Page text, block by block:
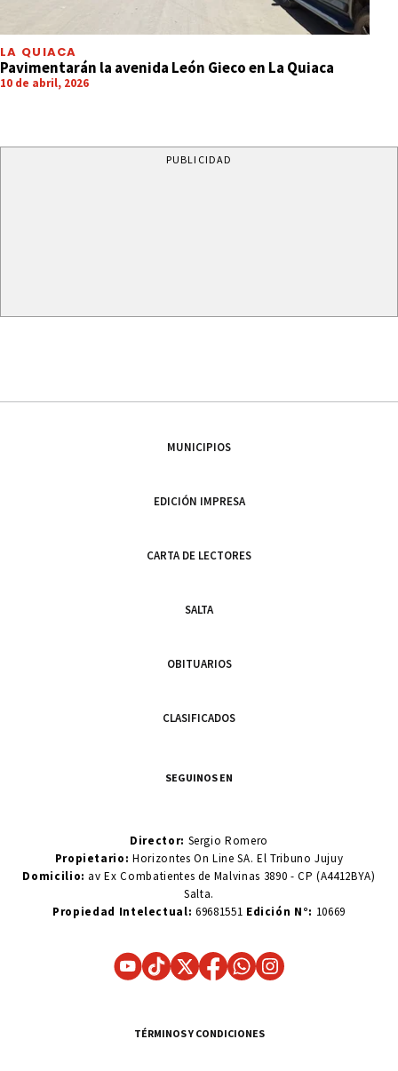
LA QUIACA
Pavimentarán la avenida León Gieco en La Quiaca
10 de abril, 2026
PUBLICIDAD
MUNICIPIOS
EDICIÓN IMPRESA
CARTA DE LECTORES
SALTA
OBITUARIOS
CLASIFICADOS
SEGUINOS EN
Director: Sergio Romero
Propietario:Horizontes On Line SA. El Tribuno Jujuy
Domicilio: av Ex Combatientes de Malvinas 3890 - CP (A4412BYA)
Salta.
Propiedad Intelectual: 69681551 Edición N°: 10669
TÉRMINOS Y CONDICIONES